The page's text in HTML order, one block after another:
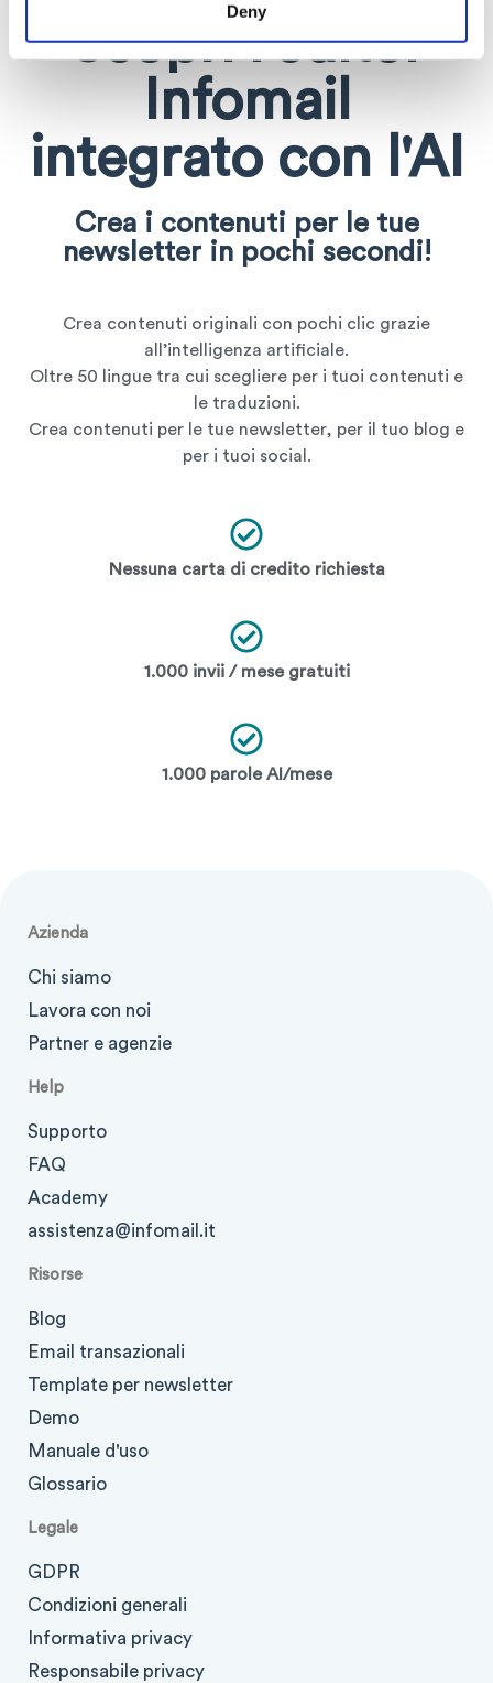
Deny
Scopri l'editor
Infomail
integrato con l'AI
Crea i contenuti per le tue
newsletter in pochi secondi!
Crea contenuti originali con pochi clic grazie
all’intelligenza artificiale.
Oltre 50 lingue tra cui scegliere per i tuoi contenuti e
le traduzioni.
Crea contenuti per le tue newsletter, per il tuo blog e
per i tuoi social.
Nessuna carta di credito richiesta
1.000 invii / mese gratuiti
1.000 parole AI/mese
Azienda
Chi siamo
Lavora con noi
Partner e agenzie
Help
Supporto
FAQ
Academy
assistenza@infomail.it
Risorse
Blog
Email transazionali
Template per newsletter
Demo
Manuale d'uso
Glossario
Legale
GDPR
Condizioni generali
Informativa privacy
Responsabile privacy